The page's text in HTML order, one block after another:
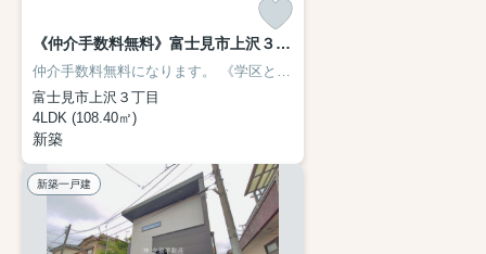
《仲介手数料無料》富士見市上沢３丁目8-21新築一戸建て2期FiT 全1戸
仲介手数料無料になります。 《学区と学校までの距離》
富士見市上沢３丁目
4LDK (108.40㎡)
新築
新築一戸建